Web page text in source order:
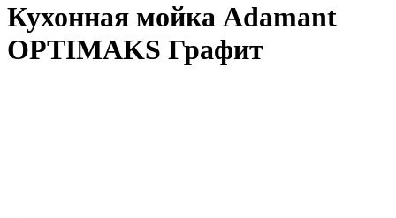
Кухонная мойка Adamant
OPTIMAKS Графит